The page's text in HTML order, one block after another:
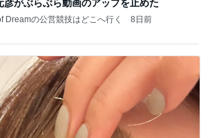
フターケア
前
記事を読む